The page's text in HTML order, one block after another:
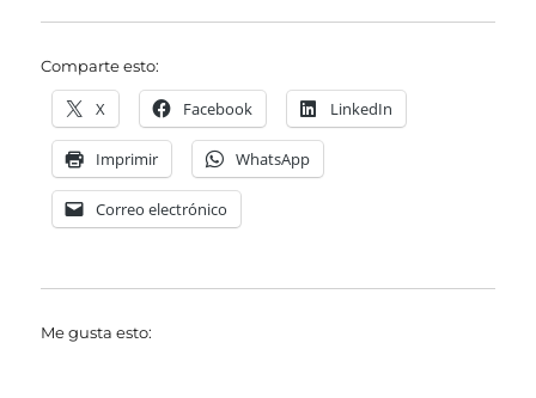
Comparte esto:
X Facebook LinkedIn
Imprimir WhatsApp
Correo electrónico
Me gusta esto: